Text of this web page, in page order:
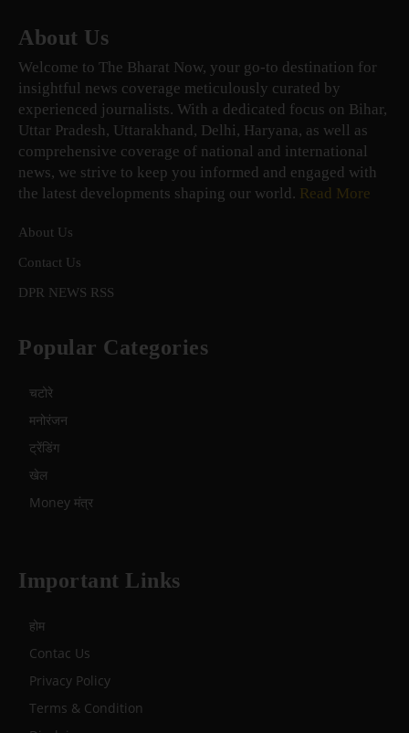
About Us
Welcome to The Bharat Now, your go-to destination for
insightful news coverage meticulously curated by
experienced journalists. With a dedicated focus on Bihar,
Uttar Pradesh, Uttarakhand, Delhi, Haryana, as well as
comprehensive coverage of national and international
news, we strive to keep you informed and engaged with
the latest developments shaping our world. Read More
About Us
Contact Us
DPR NEWS RSS
Popular Categories
चटोरे
मनोरंजन
ट्रेंडिंग
खेल
Money मंत्र
Important Links
होम
Contac Us
Privacy Policy
Terms & Condition